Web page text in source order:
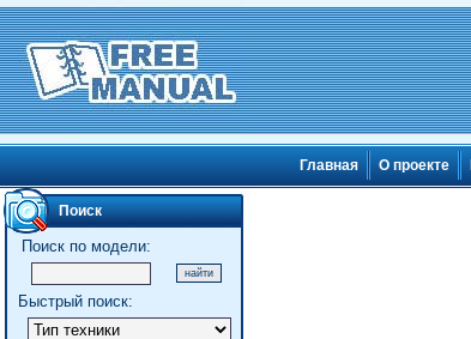
Главная О проекте
Поиск
Поиск по модели:
Быстрый поиск: